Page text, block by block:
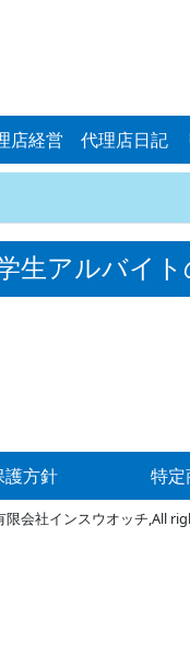
店経営 代理店日記
生アルバイ
護方針 特
会社インスウオッチ,All